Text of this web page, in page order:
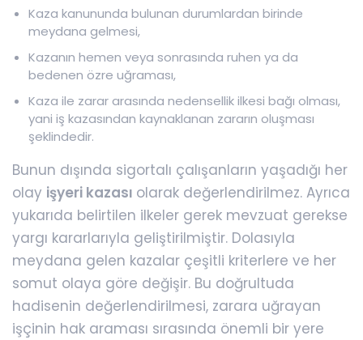
Kaza kanununda bulunan durumlardan birinde
meydana gelmesi,
Kazanın hemen veya sonrasında ruhen ya da
bedenen özre uğraması,
Kaza ile zarar arasında nedensellik ilkesi bağı olması,
yani iş kazasından kaynaklanan zararın oluşması
şeklindedir.
Bunun dışında sigortalı çalışanların yaşadığı her
olay işyeri kazası olarak değerlendirilmez. Ayrıca
yukarıda belirtilen ilkeler gerek mevzuat gerekse
yargı kararlarıyla geliştirilmiştir. Dolasıyla
meydana gelen kazalar çeşitli kriterlere ve her
somut olaya göre değişir. Bu doğrultuda
hadisenin değerlendirilmesi, zarara uğrayan
işçinin hak araması sırasında önemli bir yere